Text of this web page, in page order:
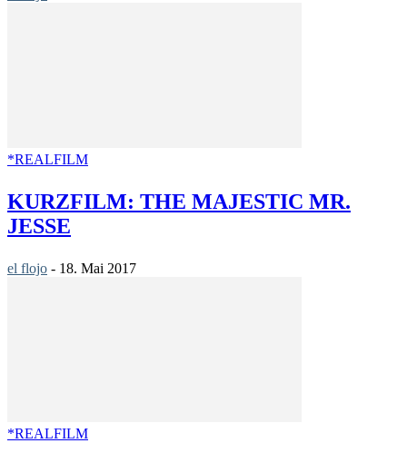
*REALFILM
KURZFILM: THE MAJESTIC MR.
JESSE
el flojo - 18. Mai 2017
*REALFILM